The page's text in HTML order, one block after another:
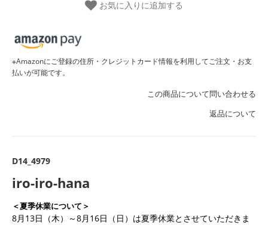
お気に入りに追加する
※Amazonにご登録の住所・クレジットカード情報を利用してご注文・お支
払いが可能です。
この商品について問い合わせる
返品について
D14_4979
iro-iro-hana
＜夏季休業について＞
8月13日（木）～8月16日（日）は夏季休業とさせていただきま